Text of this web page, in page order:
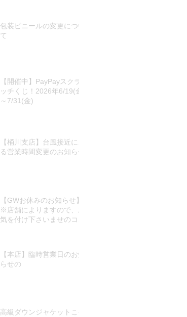
包装ビニールの変更につい
て
【開催中】PayPayスクラ
ッチくじ！2026年6/19(金)
～7/31(金)
【桶川支店】台風接近によ
る営業時間変更のお知らせ
【GWお休みのお知らせ】
※店舗によりますので、お
気を付け下さいませのコピ
【本店】臨時営業日のお知
らせの
高級ダウンジャケットこそ